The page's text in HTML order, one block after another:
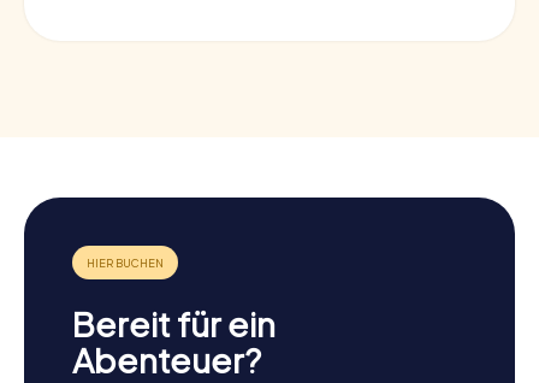
Bereit für ein
Abenteuer?